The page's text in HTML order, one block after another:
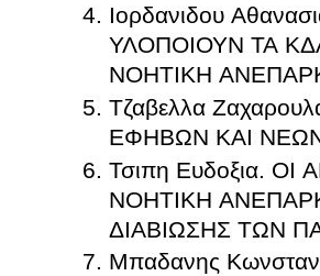
Ιορδανιδου
ΥΛΟΠΟΙΟΥΝ ΤΑ
ΝΟΗΤΙΚΗ
Τζαβελλα
ΕΦΗΒΩΝ ΚΑΙ
Τσιπη Ευδοξια.
ΝΟΗΤΙΚΗ
ΔΙΑΒΙΩΣΗΣ ΤΩΝ
Μπαδανης